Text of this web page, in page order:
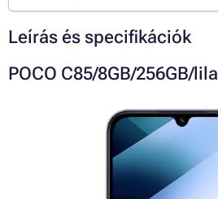
Leírás és specifikációk
POCO C85/8GB/256GB/lila